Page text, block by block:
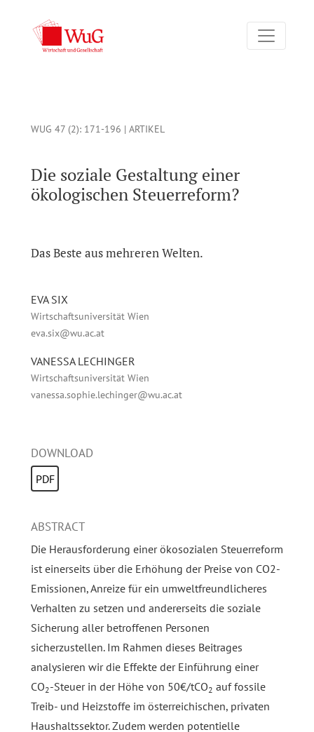
WUG 47 (2): 171-196 | ARTIKEL
Die soziale Gestaltung einer
ökologischen Steuerreform?
Das Beste aus mehreren Welten.
EVA SIX
Wirtschaftsuniversität Wien
eva.six@wu.ac.at
VANESSA LECHINGER
Wirtschaftsuniversität Wien
vanessa.sophie.lechinger@wu.ac.at
DOWNLOAD
PDF
ABSTRACT
Die Herausforderung einer ökosozialen Steuerreform
ist einerseits über die Erhöhung der Preise von CO2-
Emissionen, Anreize für ein umweltfreundlicheres
Verhalten zu setzen und andererseits die soziale
Sicherung aller betroffenen Personen
sicherzustellen. Im Rahmen dieses Beitrages
analysieren wir die Effekte der Einführung einer
CO2-Steuer in der Höhe von 50€/tCO2 auf fossile
Treib- und Heizstoffe im österreichischen, privaten
Haushaltssektor. Zudem werden potentielle